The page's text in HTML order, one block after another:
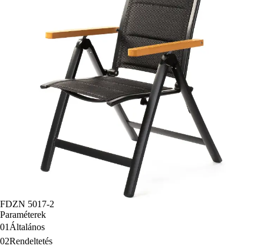
FDZN 5017-2
Paraméterek
01 Általános
02Rendeltetés